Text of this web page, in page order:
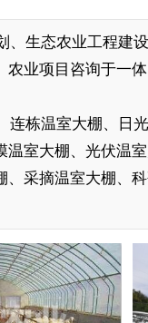
生态农业工程建
业项目咨询于一
栋温室大棚、日
室大棚、光伏温
采摘温室大棚、